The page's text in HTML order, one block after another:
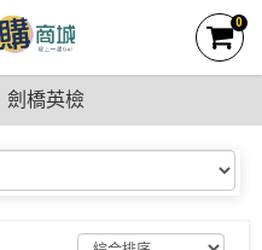
0
劍橋英檢